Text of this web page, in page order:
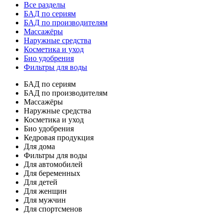
Все разделы
БАД по сериям
БАД по производителям
Массажёры
Наружные средства
Косметика и уход
Био удобрения
Фильтры для воды
БАД по сериям
БАД по производителям
Массажёры
Наружные средства
Косметика и уход
Био удобрения
Кедровая продукция
Для дома
Фильтры для воды
Для автомобилей
Для беременных
Для детей
Для женщин
Для мужчин
Для спортсменов